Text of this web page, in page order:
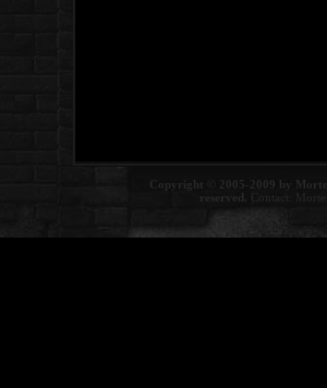
Copyright © 2005-2009 by
reserved. Contact: